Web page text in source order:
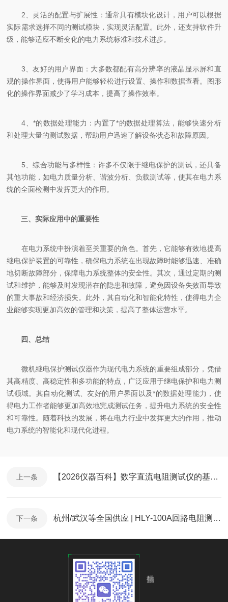
2、灵活的配置与扩展性：通常具有模块化设计，用户可以根据
实际需求选择不同的测试模块，实现灵活配置。此外，还支持软件升
级，能够适应不断变化的电力系统标准和技术进步。
3、友好的用户界面：大多数都配有高分辨率的液晶显示屏和直
观的操作界面，使得用户能够轻松进行设置、操作和数据查看。图形
化的操作界面减少了学习成本，提高了操作效率。
4、*的数据处理能力：内置了*的数据处理算法，能够快速分析
和处理大量的测试数据，帮助用户迅速了解设备状态和故障原因。
5、综合功能与多样性：许多不仅限于继电保护的测试，还具备
其他功能，如电力质量分析、谐波分析、负载测试等，使其在电力系
统的全面检测中发挥更大的作用。
三、实际应用中的重要性
在电力系统中扮演着至关重要的角色。首先，它能够有效地提高
继电保护装置的可靠性，确保电力系统在出现故障时能够迅速、准确
地切断故障部分，保障电力系统整体的安全性。其次，通过定期的测
试和维护，能够及时发现潜在的隐患和故障，避免因设备失效而导致
的重大事故和经济损失。此外，其自动化和智能化特性，使得电力企
业能够实现更加高效的管理和决策，提高了整体运营水平。
四、总结
微机继电保护测试仪器作为现代电力系统的重要组成部分，凭借
其高精度、高稳定性和多功能的特点，广泛应用于继电保护和电力测
试领域。其自动化测试、友好的用户界面以及*的数据处理能力，使
得电力工作者能够更加高效地完成测试任务，提升电力系统的安全性
和可靠性。随着科技的发展，将在电力行业中发挥更大的作用，推动
电力系统的智能化和现代化进程。
上一条 【2026仪器百科】数字直流电阻测试仪的基本原理与构造分析
下一条 杭州/武汉等全国供应 | HLY-100A回路电阻测试仪-2026精品推荐